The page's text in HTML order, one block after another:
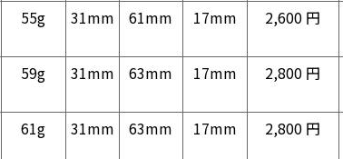
55g 31mm 61mm 17mm 2,600 円
59g 31mm 63mm 17mm 2,800 円
61g 31mm 63mm 17mm 2,800 円